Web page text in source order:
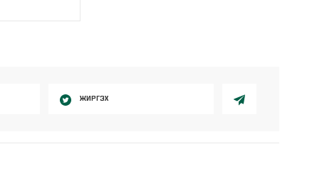
ЖИРГЭХ